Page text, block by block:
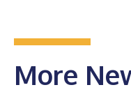
More